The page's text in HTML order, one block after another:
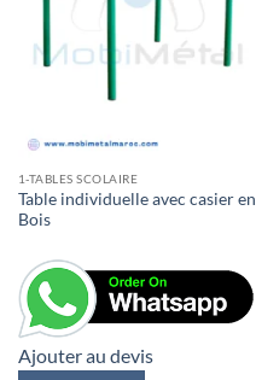
1-TABLES SCOLAIRE
Table individuelle avec casier en
Bois
Ajouter au devis